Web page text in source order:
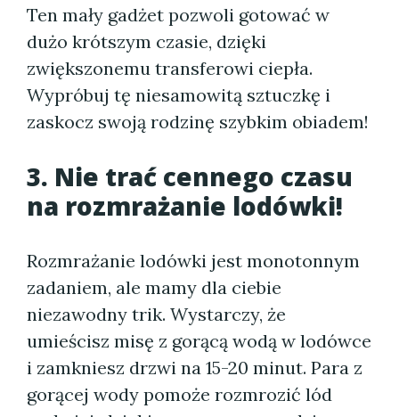
Ten mały gadżet pozwoli gotować w
dużo krótszym czasie, dzięki
zwiększonemu transferowi ciepła.
Wypróbuj tę niesamowitą sztuczkę i
zaskocz swoją rodzinę szybkim obiadem!
3. Nie trać cennego czasu
na rozmrażanie lodówki!
Rozmrażanie lodówki jest monotonnym
zadaniem, ale mamy dla ciebie
niezawodny trik. Wystarczy, że
umieścisz misę z gorącą wodą w lodówce
i zamkniesz drzwi na 15-20 minut. Para z
gorącej wody pomoże rozmrozić lód